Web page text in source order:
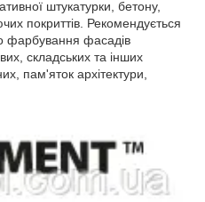
штукатурки, бетону,
покриттів. Рекомендується
фарбування фасадів
складських та інших
пам'яток архітектури,